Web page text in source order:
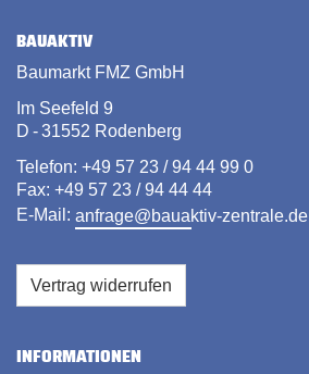
BAUAKTIV
Baumarkt FMZ GmbH
Im Seefeld 9
D - 31552 Rodenberg
Telefon: +49 57 23 / 94 44 99 0
Fax: +49 57 23 / 94 44 44
E-Mail: anfrage@bauaktiv-zentrale.de
Vertrag widerrufen
INFORMATIONEN